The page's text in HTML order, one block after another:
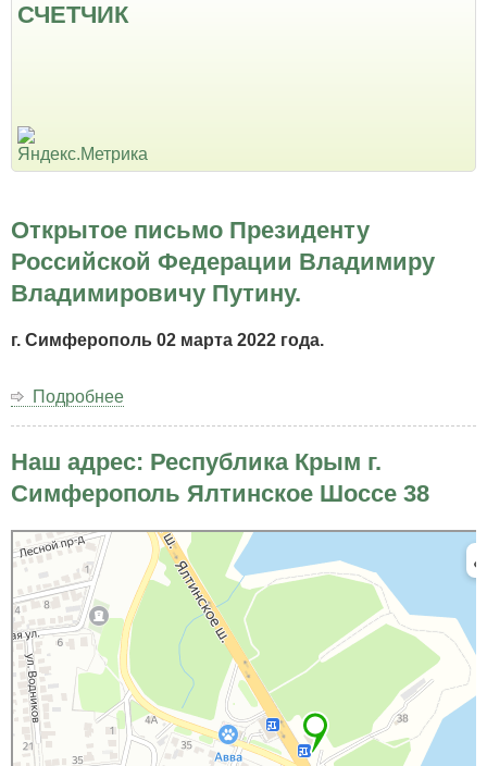
СЧЕТЧИК
Открытое письмо Президенту
Российской Федерации Владимиру
Владимировичу Путину.
г. Симферополь 02 марта 2022 года.
Подробнее
Президенту
Российской
Федерации
Владимиру
Владимировичу
Путину.
Наш адрес: Республика Крым г.
Симферополь Ялтинское Шоссе 38
Яндекс Карты
Яндекс Карты — транспорт, навигация, поиск мест